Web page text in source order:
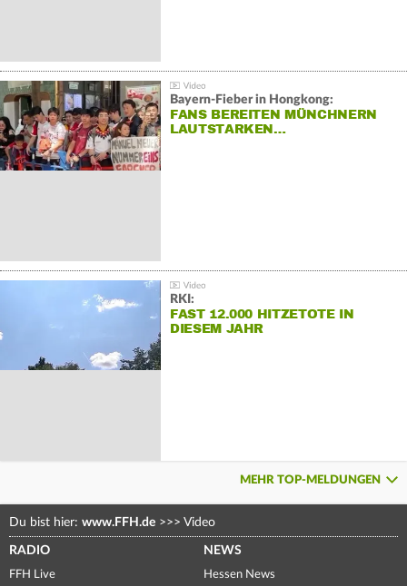
Bayern-Fieber in Hongkong:
FANS BEREITEN MÜNCHNERN
LAUTSTARKEN…
RKI:
FAST 12.000 HITZETOTE IN
DIESEM JAHR
MEHR TOP-MELDUNGEN
Du bist hier: www.FFH.de >>> Video
RADIO
FFH Live
NEWS
Hessen News